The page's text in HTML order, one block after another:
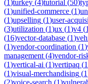
(1)turkey (4)tutorial (50)
(1)unified-commerce (1)
(1)upselling (1)user-
(3)utilization (1)ux (1)v4 (1
(16)vector-database (1)
(1)vendor-coordination (1)
management (4)vendor-
(1)vertical-ai (1)vertipaq (1
(1)visual-merchandising (1
(2)voice-search (1)